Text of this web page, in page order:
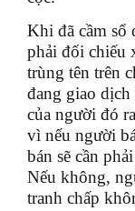
Khi đã cầm sổ
phải đối chiếu
trùng tên trên
đang giao
của người đó
vì nếu người
bán sẽ cần
Nếu không,
tranh chấp